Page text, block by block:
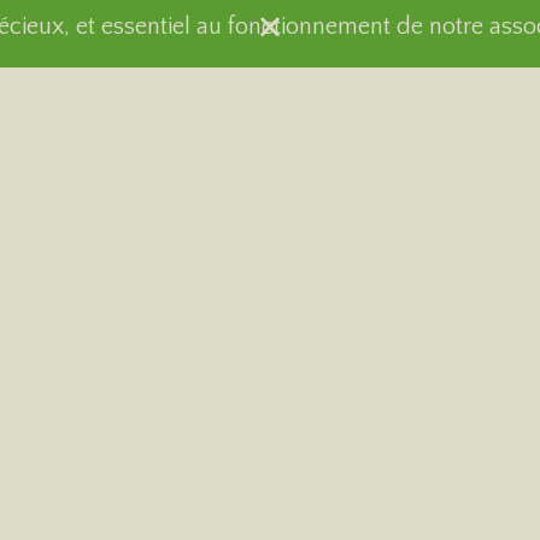
et essentiel au fonctionnement de notre